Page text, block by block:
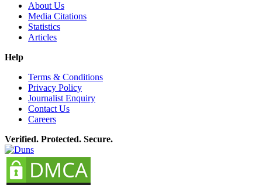
About Us
Media Citations
Statistics
Articles
Help
Terms & Conditions
Privacy Policy
Journalist Enquiry
Contact Us
Careers
Verified. Protected. Secure.